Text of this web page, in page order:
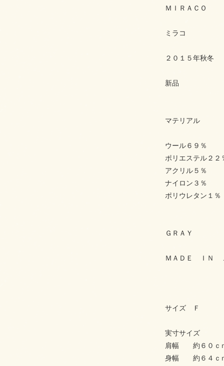
ＭＩＲＡＣＯ
ミラコ
２０１５年秋冬
新品
マテリアル
ウール６９％
ポリエステル２２
アクリル５％
ナイロン３％
ポリウレタン１％
ＧＲＡＹ
ＭＡＤＥ ＩＮ
サイズ Ｆ
実寸サイズ
肩幅 約６０ｃ
身幅 約６４ｃ